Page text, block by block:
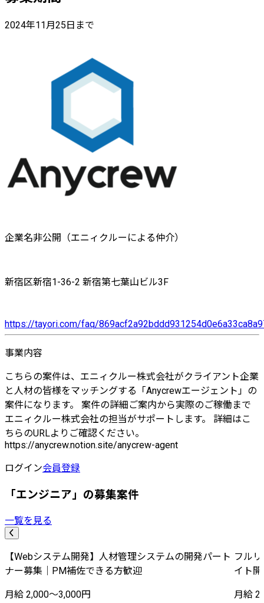
2024年11月25日まで
企業名非公開（エニィクルーによる仲介）
新宿区新宿1-36-2 新宿第七葉山ビル3F
https://tayori.com/faq/
事業内容
こちらの案件は、エニィクルー株式会社がクライアント企業
と人材の皆様をマッチングする「Anycrewエージェント」の
案件になります。 案件の詳細ご案内から実際のご稼働まで
エニィクルー株式会社の担当がサポートします。 詳細はこ
ちらのURLよりご確認ください。
https://anycrew.notion.site/anycrew-agent
ログイン会員登録
「エンジニア」の募集案件
一覧を見る
【Webシステム開発】人材管理システムの開発パート
ナー募集｜PM補佐できる方歓迎
月給 2,000〜3,000円
フル
イト
月給